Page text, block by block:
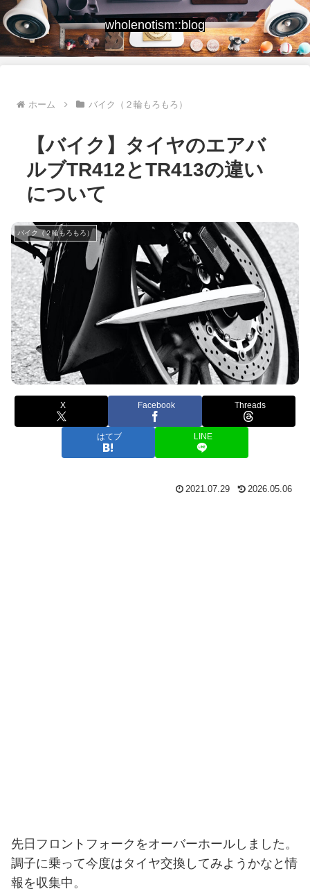
wholenotism::blog
ホーム バイク（２輪もろもろ）
【バイク】タイヤのエアバ
ルブTR412とTR413の違い
について
バイク（２輪もろもろ）
X Facebook Threads
はてブ LINE
2021.07.29 2026.05.06
先日フロントフォークをオーバーホールしました。
調子に乗って今度はタイヤ交換してみようかなと情
報を収集中。